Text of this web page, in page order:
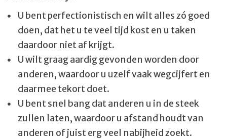
Dramatherapie
Dwanghandelingen
Groepsdynamische psychotherapie
Outreachende zorg
Persoonlijkheids­problematiek
Psychomotorische therapie (PMT)
Somatoforme stoornis
Trauma
U bent perfectionistisch en wilt alles zó goed
doen, dat het u te veel tijd kost en u taken
daardoor niet af krijgt.
U wilt graag aardig gevonden worden door
anderen, waardoor u uzelf vaak wegcijfert en
daarmee tekort doet.
U bent snel bang dat anderen u in de steek
zullen laten, waardoor u afstand houdt van
anderen of juist erg veel nabijheid zoekt.